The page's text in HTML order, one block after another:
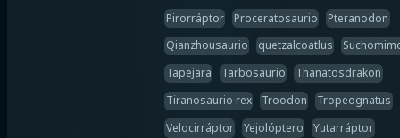
Pirorráptor
Proceratosaurio
Pteranodon
Qianzhousaurio
quetzalcoatlus
Tapejara
Tarbosaurio
Thanatosdrakon
Tiranosaurio rex
Troodon
Tropeognatus
Velocirráptor
Yejolóptero
Yutarráptor